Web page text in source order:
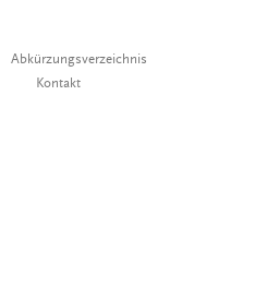
Abkürzungsverzeichnis
Kontakt